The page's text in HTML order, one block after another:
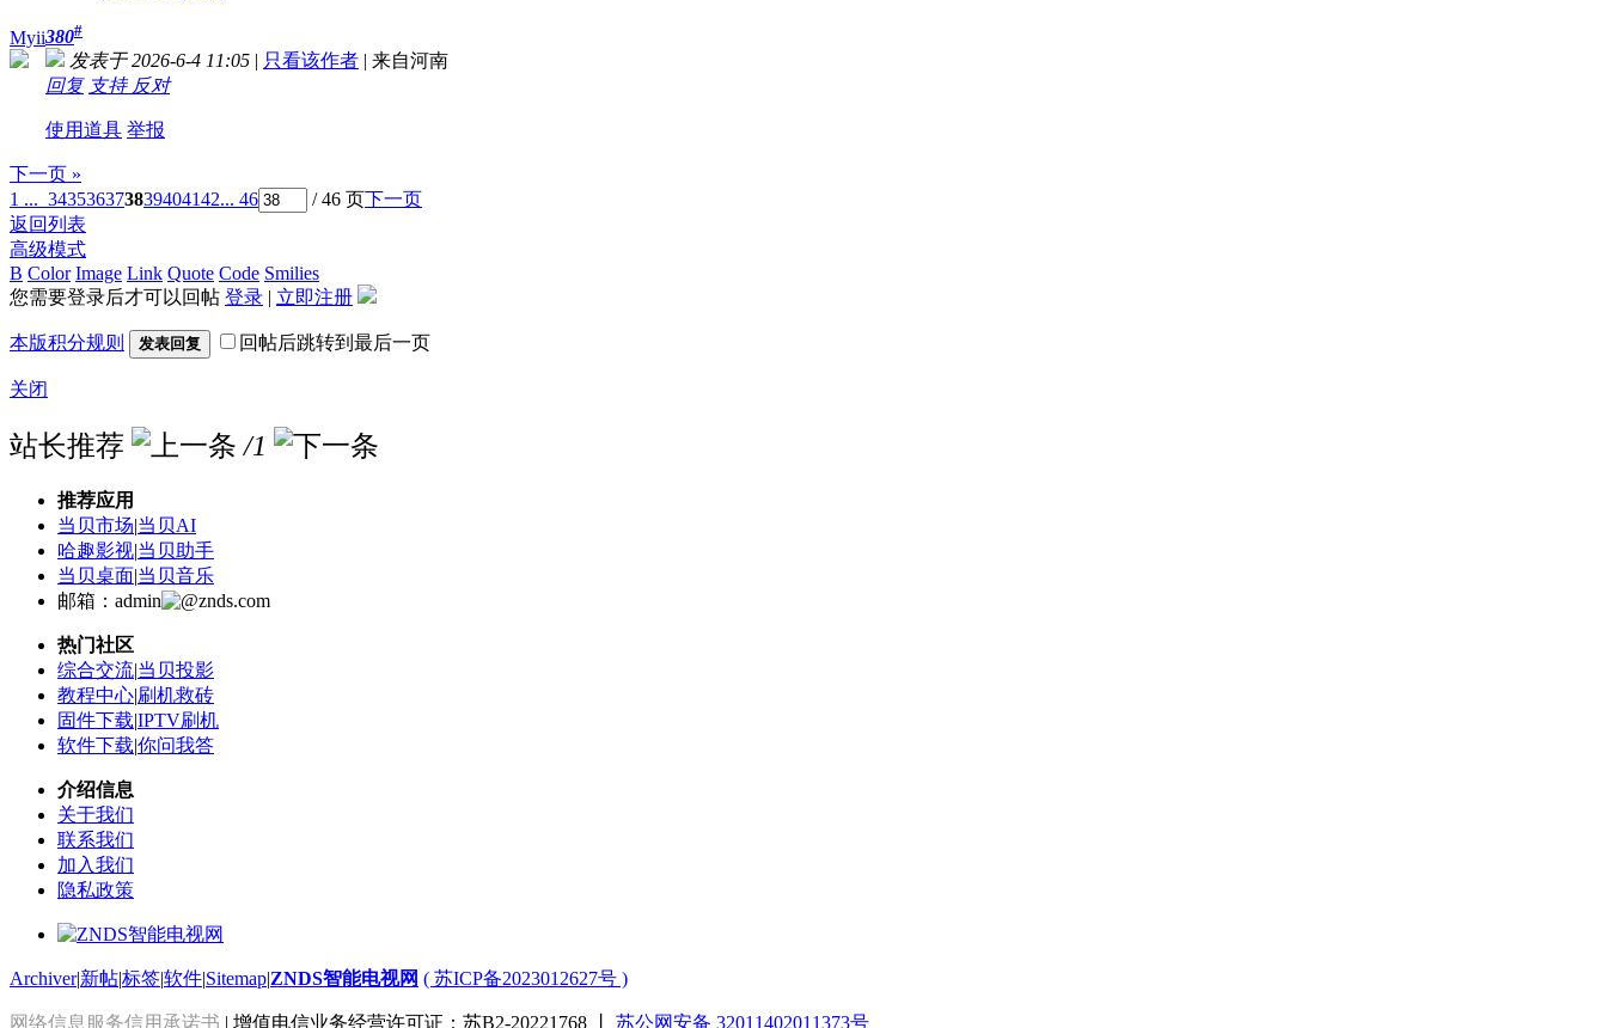
Myii380#
发表于 2026-6-4 11:05 | 只看该作者 | 来自河南
回复 支持 反对
使用道具 举报
下一页 »
1 ... 343536373839404142... 46 / 46 页下一页
返回列表
高级模式
B Color Image Link Quote Code Smilies
您需要登录后才可以回帖 登录 | 立即注册
本版积分规则 发表回复 回帖后跳转到最后一页
关闭
站长推荐 /1
推荐应用
当贝市场|当贝AI
哈趣影视|当贝助手
当贝桌面|当贝音乐
邮箱：admin
znds.com
热门社区
综合交流|当贝投影
教程中心|刷机救砖
固件下载|IPTV刷机
软件下载|你问我答
介绍信息
关于我们
联系我们
加入我们
隐私政策
Archiver|新帖|标签|软件|Sitemap|ZNDS智能电视网 ( 苏ICP备2023012627号 )
网络信息服务信用承诺书 | 增值电信业务经营许可证：苏B2-20221768 丨 苏公网安备 32011402011373号